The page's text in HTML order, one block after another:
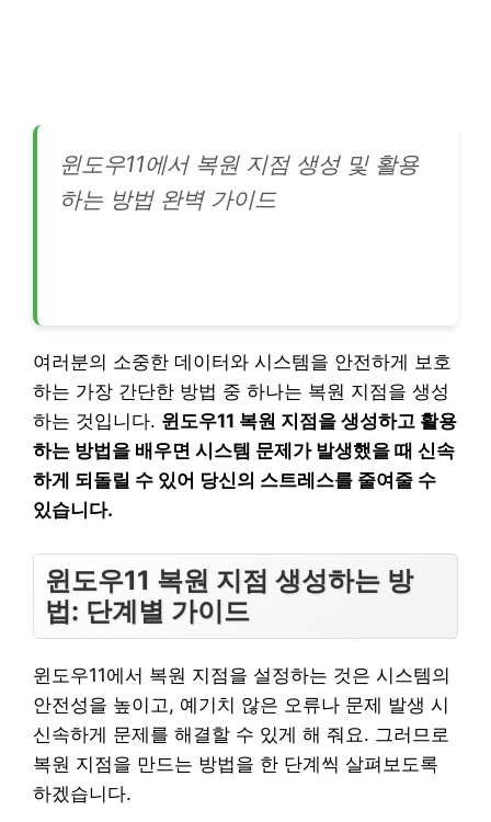
윈도우11에서 복원 지점 생성 및 활용
하는 방법 완벽 가이드
여러분의 소중한 데이터와 시스템을 안전하게 보호
하는 가장 간단한 방법 중 하나는 복원 지점을 생성
하는 것입니다. 윈도우11 복원 지점을 생성하고 활용
하는 방법을 배우면 시스템 문제가 발생했을 때 신속
하게 되돌릴 수 있어 당신의 스트레스를 줄여줄 수
있습니다.
윈도우11 복원 지점 생성하는 방
법: 단계별 가이드
윈도우11에서 복원 지점을 설정하는 것은 시스템의
안전성을 높이고, 예기치 않은 오류나 문제 발생 시
신속하게 문제를 해결할 수 있게 해 줘요. 그러므로
복원 지점을 만드는 방법을 한 단계씩 살펴보도록
하겠습니다.